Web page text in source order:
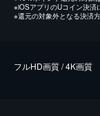
※iOSアプリのUコイン決済
※還元の対象外となる決済
フルHD画質 / 4K画質